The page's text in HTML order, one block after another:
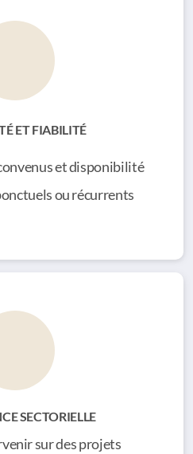
ET FIABILITÉ
et disponibilité
ou récurrents
SECTORIELLE
sur des projets